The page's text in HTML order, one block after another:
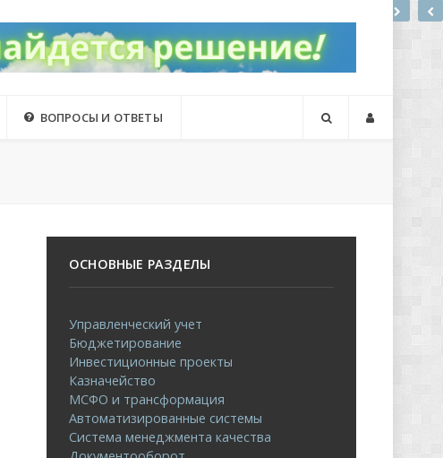
ВОПРОСЫ И ОТВЕТЫ
ОСНОВНЫЕ РАЗДЕЛЫ
Управленческий учет
Бюджетирование
Инвестиционные проекты
Казначейство
МСФО и трансформация
Автоматизированные системы
Система менеджмента качества